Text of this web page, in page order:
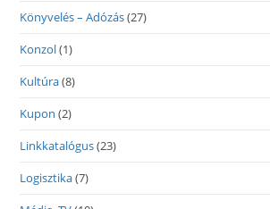
Könyvelés – Adózás(27)
Konzol(1)
Kultúra(8)
Kupon (2)
Linkkatalógus(23)
Logisztika(7)